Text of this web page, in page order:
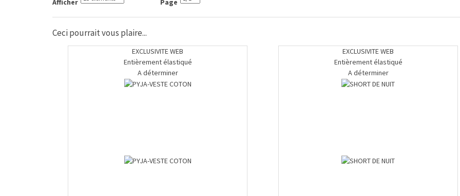
Afficher Page
Ceci pourrait vous plaire...
EXCLUSIVITE WEB
Entièrement élastiqué
A déterminer
EXCLUSIVITE WEB
Entièrement élastiqué
A déterminer